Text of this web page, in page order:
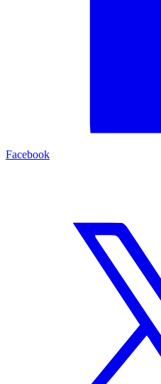
Facebook